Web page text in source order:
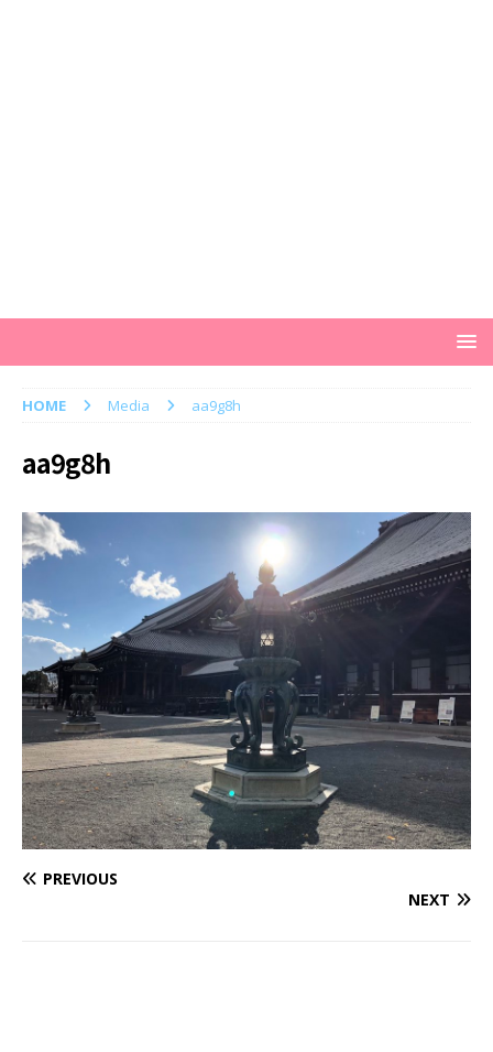
HOME Media aa9g8h
aa9g8h
PREVIOUS
NEXT